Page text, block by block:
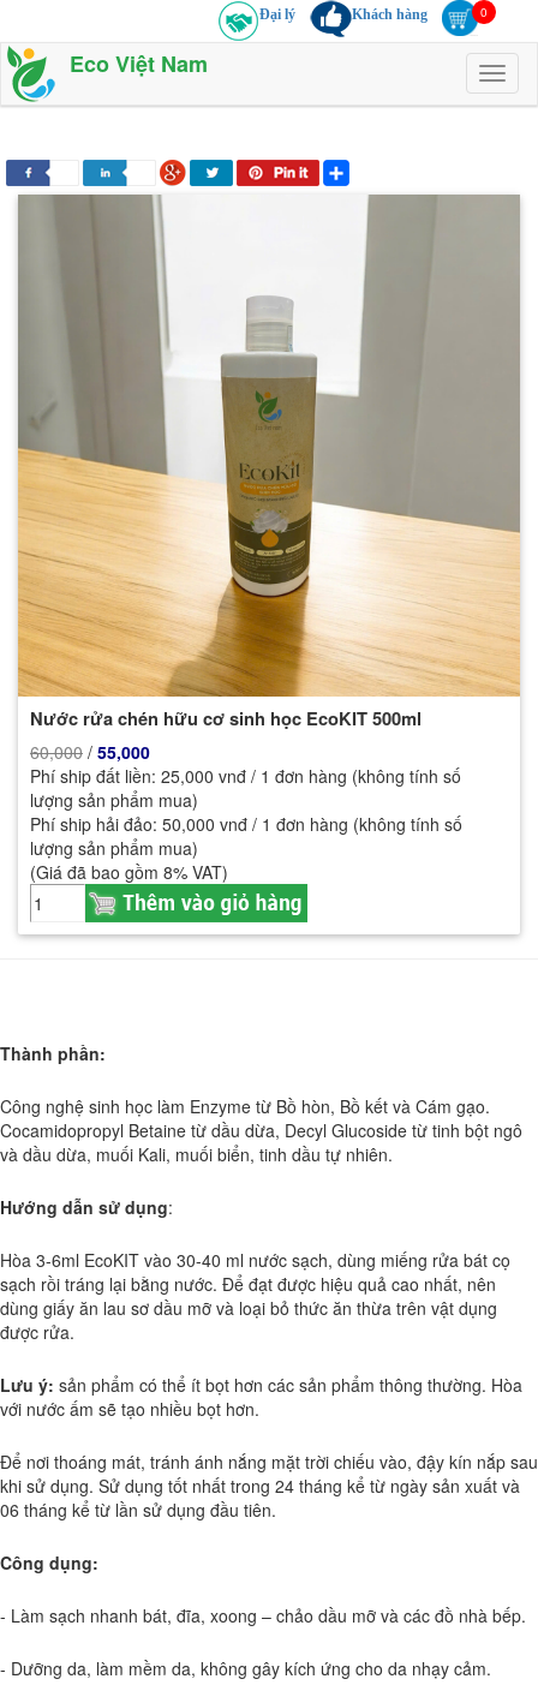
Đại lý Khách hàng
Eco Việt Nam
Nước rửa chén hữu cơ sinh học EcoKIT 500ml
60,000 / 55,000
Phí ship đất liền: 25,000 vnđ / 1 đơn hàng (không tính số
lượng sản phẩm mua)
Phí ship hải đảo: 50,000 vnđ / 1 đơn hàng (không tính số
lượng sản phẩm mua)
(Giá đã bao gồm 8% VAT)
Thành phần:
Công nghệ sinh học làm Enzyme từ Bồ hòn, Bồ kết và Cám gạo.
Cocamidopropyl Betaine từ dầu dừa, Decyl Glucoside từ tinh bột ngô
và dầu dừa, muối Kali, muối biển, tinh dầu tự nhiên.
Hướng dẫn sử dụng:
Hòa 3-6ml EcoKIT vào 30-40 ml nước sạch, dùng miếng rửa bát cọ
sạch rồi tráng lại bằng nước. Để đạt được hiệu quả cao nhất, nên
dùng giấy ăn lau sơ dầu mỡ và loại bỏ thức ăn thừa trên vật dụng
được rửa.
Lưu ý: sản phẩm có thể ít bọt hơn các sản phẩm thông thường. Hòa
với nước ấm sẽ tạo nhiều bọt hơn.
Để nơi thoáng mát, tránh ánh nắng mặt trời chiếu vào, đậy kín nắp sau
khi sử dụng. Sử dụng tốt nhất trong 24 tháng kể từ ngày sản xuất và
06 tháng kể từ lần sử dụng đầu tiên.
Công dụng:
- Làm sạch nhanh bát, đĩa, xoong – chảo dầu mỡ và các đồ nhà bếp.
- Dưỡng da, làm mềm da, không gây kích ứng cho da nhạy cảm.